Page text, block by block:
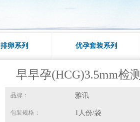
排卵系列 优孕套装系列
早早孕(HCG)3.5mm检
品牌： 雅讯
包装规格： 1人份/袋